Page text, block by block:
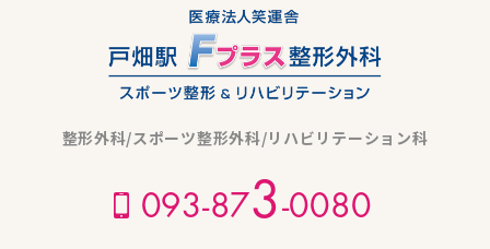
整形外科/スポーツ整形外科/リハビリテーション科
093-873-0080